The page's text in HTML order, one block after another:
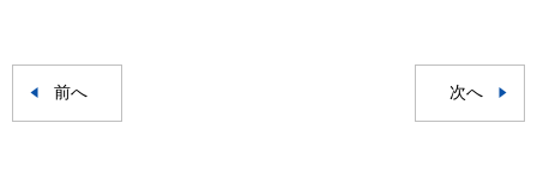
前へ 次へ